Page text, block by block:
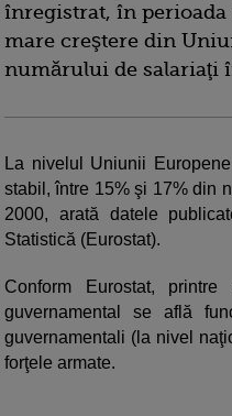
înregistrat, în perioada
mare creştere din
numărului de salariaţi
La nivelul Uniunii
stabil, între 15% şi 17% din
2000, arată datele
Statistică (Eurostat).
Conform Eurostat,
guvernamental se află
guvernamentali (la nivel
forţele armate.